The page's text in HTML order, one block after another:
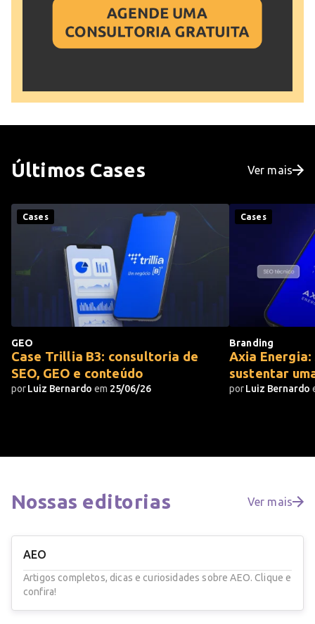
Últimos Cases Ver mais
Cases
GEO
Case Trillia B3: consultoria de
SEO, GEO e conteúdo
porLuiz Bernardo em 25/06/26
Cases
Branding
Axia
sustentar
porLuiz Bernardo
Nossas editorias Ver mais
AEO
Artigos completos, dicas e curiosidades sobre AEO. Clique e
confira!